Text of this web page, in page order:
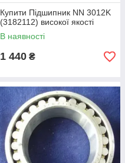
Купити Підшипник NN 3012K
(3182112) високої якості
В наявності
1 440 ₴